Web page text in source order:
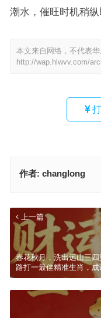
潮水，催旺时机稍纵
本文来自网络，不代表
http://wap.hlwvv.com/
作者: changlong
上一篇
春花秋月，洗出远山三
路打一最佳精准生肖，